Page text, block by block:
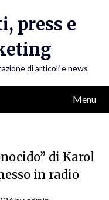
press e
di articoli e news
Menu
di Karol
in radio